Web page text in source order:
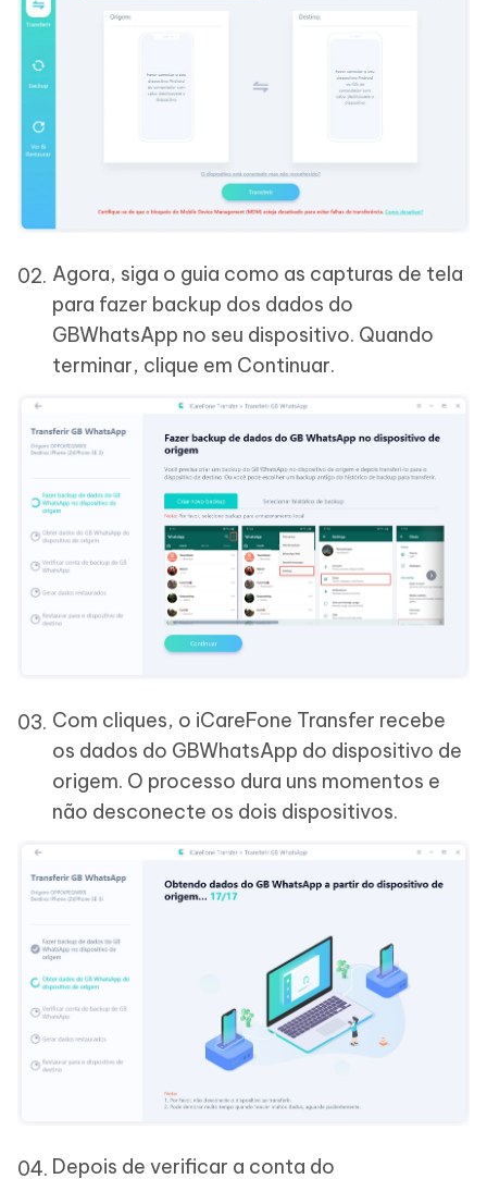
Agora, siga o guia como as capturas de tela
para fazer backup dos dados do
GBWhatsApp no seu dispositivo. Quando
terminar, clique em Continuar.
Com cliques, o iCareFone Transfer recebe
os dados do GBWhatsApp do dispositivo de
origem. O processo dura uns momentos e
não desconecte os dois dispositivos.
Depois de verificar a conta do